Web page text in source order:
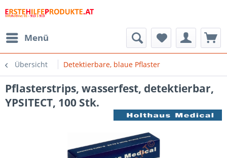
Menü
Übersicht Detektierbare, blaue Pflaster
Pflasterstrips, wasserfest, detektierbar,
YPSITECT, 100 Stk.